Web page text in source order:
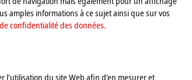
amples informations à ce sujet ainsi que sur vos
confidentialité des données.
l’utilisation du site Web afin d’en mesurer et